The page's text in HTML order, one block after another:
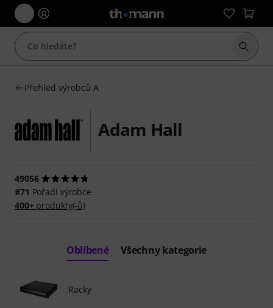
Začít
Přehled výrobců A
Adam Hall
49056
#71 Pořadí výrobce
400+produkty(-ů)
Oblíbené Všechny kategorie
Racky